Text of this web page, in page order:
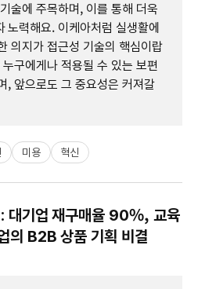
술에 주목하며, 이를 통해 더욱
노력해요. 이케아처럼 실생활에
의지가 접근성 기술의 핵심이랍
구에게나 적용될 수 있는 보편
, 앞으로도 그 중요성은 커져갈
미용 혁신
대기업 재구매율 90%, 교육
의 B2B 상품 기획 비결